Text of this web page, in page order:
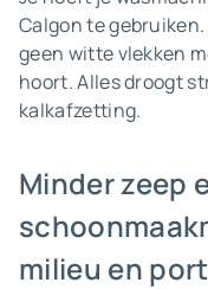
Calgon te
geen witte vlekken
hoort. Alles droogt
kalkafzetting.
Minder zeep
milieu en